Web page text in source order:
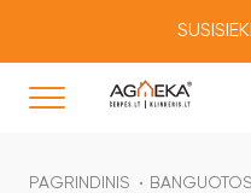
PAGRINDINIS BANGUOTOS